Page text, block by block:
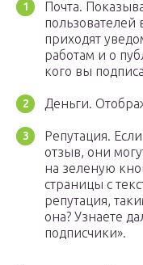
Почта.
приходят
работам и о
кого вы
Деньги.
Репутация.
отзыв, они
на зеленую
страницы с
репутация,
она? Узнаете
подписчики».